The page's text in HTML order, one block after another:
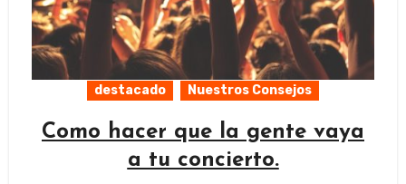
destacado Nuestros Consejos
Como hacer que la gente vaya
a tu concierto.